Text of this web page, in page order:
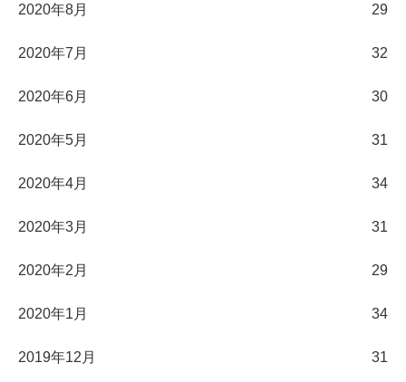
2020年8月 29
2020年7月 32
2020年6月 30
2020年5月 31
2020年4月 34
2020年3月 31
2020年2月 29
2020年1月 34
2019年12月 31